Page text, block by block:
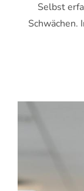
Selbst
Schwächen.